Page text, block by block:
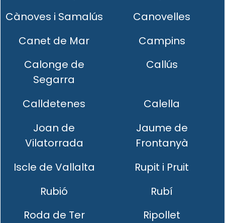
Cànoves i Samalús
Canovelles
Canet de Mar
Campins
Calonge de
Segarra
Callús
Calldetenes
Calella
Joan de
Vilatorrada
Jaume de
Frontanyà
Iscle de Vallalta
Rupit i Pruit
Rubió
Rubí
Roda de Ter
Ripollet